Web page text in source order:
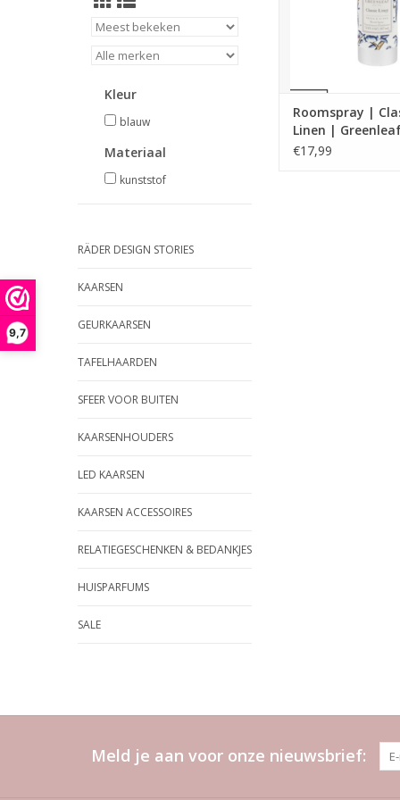
9,7
Kleur
blauw
Materiaal
kunststof
RÄDER DESIGN STORIES
KAARSEN
GEURKAARSEN
TAFELHAARDEN
SFEER VOOR BUITEN
KAARSENHOUDERS
LED KAARSEN
KAARSEN ACCESSOIRES
RELATIEGESCHENKEN & BEDANKJES
HUISPARFUMS
SALE
TOEVOEGEN AAN
Roomspray |
Linen |
€17,99
Meld je aan voor onze nieuwsbrief: